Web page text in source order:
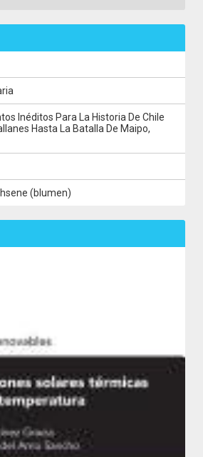
Inéditos Para La Historia De Chile
Hasta La Batalla De Maipo,
(blumen)